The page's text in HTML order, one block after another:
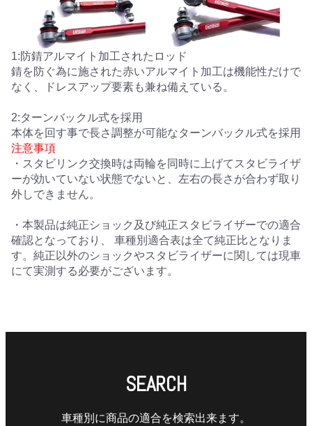
1:防錆アルマイト加工されたロッド
錆を防ぐ為に施された赤いアルマイト加工は機能性だけで
なく、ドレスアップ要素も兼ね備えている。
2:ターンバックル式を採用
本体を回す事で長さ調整が可能なターンバックル式を採用
注意事項
・スタビリンク交換時は両輪を同時に上げてスタビライザ
ーが効いていない状態でないと、左右の長さが合わず取り
外しできません。
・本製品は純正ショック及び純正スタビライザーでの適合
確認となっており、 車種別適合表は全て純正比となりま
す。純正以外のショックやスタビライザーに関しては現車
にて実測する必要がございます。
SEARCH
車種別に商品の適合を検索出来ます。